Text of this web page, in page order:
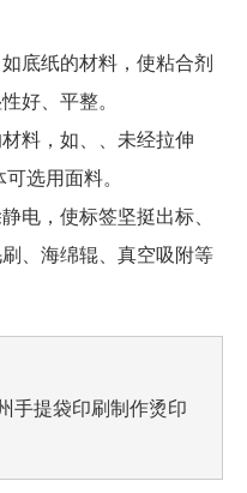
纸的材料，使粘合剂
好、平整。
，如、、未经拉伸
选用面料。
，使标签坚挺出标、
、海绵辊、真空吸附等
手提袋印刷制作烫印